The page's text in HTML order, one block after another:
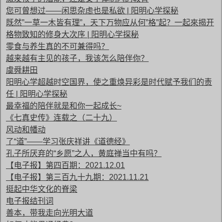
您可曾想过——闲思杂虑也是私欲 | 阳明心学探秘
既然”一草一木皆有理”，天下万物应从何”格”起？一起來揭开
格物致知的修身大次序 | 阳明心学探秘
零食与养生真的不可兼得吗？
越来越有主见的孩子，我该怎么陪伴你？
虞舜耕田
阳明心学超越时空国界，使之重焕异彩是时代赋予我们的责
任 | 阳明心学探秘
最幸福的陪伴就是和你一起成长~
《七真史传》连载之（二十九）
风动和幡动
了“道”——学习张庆祥讲《道德经》
孔子所厌弃的“乡愿”之人，黄庭禅当中有吗？
【电子报】第四百期：2021.12.01
【电子报】第三百九十九期：2021.11.21
挺起中华文化的脊梁
电子报结刊词
善本，带我走向光明大道